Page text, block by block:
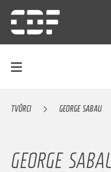
TVŮRCI GEORGE SABAU
GEORGE